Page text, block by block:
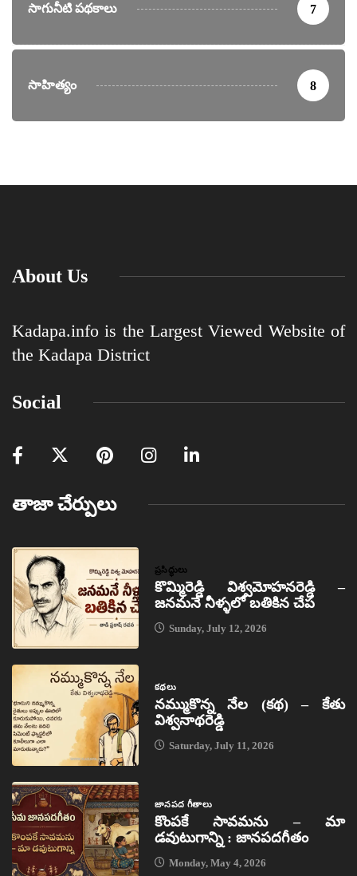
సాగునీటి పథకాలు 7
సాహిత్యం 8
About Us
Kadapa.info is the Largest Viewed Website of
the Kadapa District
Social
తాజా చేర్పులు
ప్రసిద్ధులు
కొమ్మిరెడ్డి విశ్వమోహనరెడ్డి –
జనమనే నీళ్ళలో బతికిన చేప
Sunday, July 12, 2026
కథలు
నమ్ముకొన్న నేల (కథ) – కేతు
విశ్వనాథరెడ్డి
Saturday, July 11, 2026
జానపద గీతాలు
కొంపకే సావమను – మా
డవుటుగాన్ని : జానపదగీతం
Monday, May 4, 2026